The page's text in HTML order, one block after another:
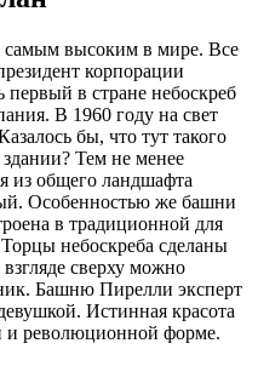
самым высоким в мире. Все
корпорации
в стране небоскреб
В 1960 году на свет
бы, что тут такого
Тем не менее
из общего ландшафта
Особенностью же башни
в традиционной для
небоскреба сделаны
сверху можно
Башню Пирелли эксперт
Истинная красота
и революционной форме.